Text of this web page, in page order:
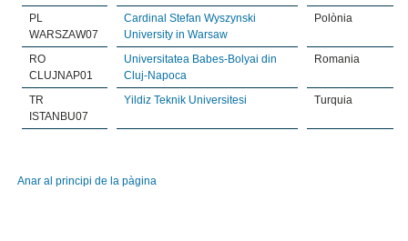
PL
WARSZAW07
Cardinal Stefan Wyszynski
University in Warsaw
Polònia
RO
CLUJNAP01
Universitatea Babes-Bolyai din
Cluj-Napoca
Romania
TR
ISTANBU07
Yildiz Teknik Universitesi Turquia
Anar al principi de la pàgina